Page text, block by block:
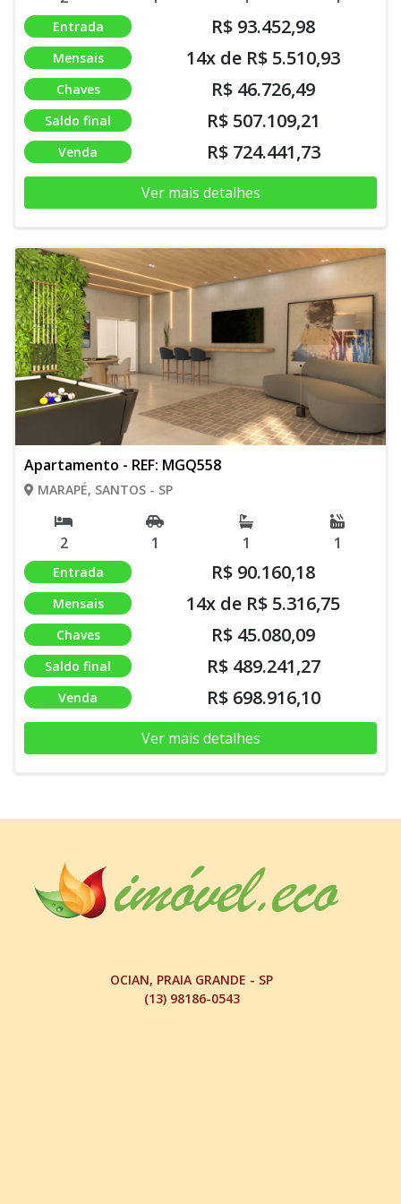
Entrada R$ 93.452,98
Mensais 14x de R$ 5.510,93
Chaves R$ 46.726,49
Saldo final R$ 507.109,21
Venda R$ 724.441,73
Ver mais detalhes
Apartamento - REF: MGQ558
MARAPÉ, SANTOS - SP
2 1 1 1
Entrada R$ 90.160,18
Mensais 14x de R$ 5.316,75
Chaves R$ 45.080,09
Saldo final R$ 489.241,27
Venda R$ 698.916,10
Ver mais detalhes
OCIAN, PRAIA GRANDE - SP
(13) 98186-0543